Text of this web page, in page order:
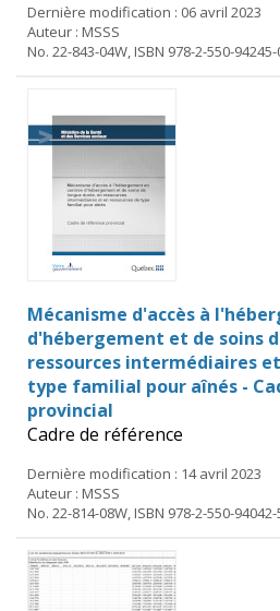
Dernière modification : 06 avril 2023
Auteur : MSSS
No. 22-843-04W, ISBN 978-2-550-
Mécanisme d'accès à
d'hébergement et de soins
ressources intermédiaires
type familial pour aînés -
provincial
Cadre de référence
Dernière modification : 14 avril 2023
Auteur : MSSS
No. 22-814-08W, ISBN 978-2-550-